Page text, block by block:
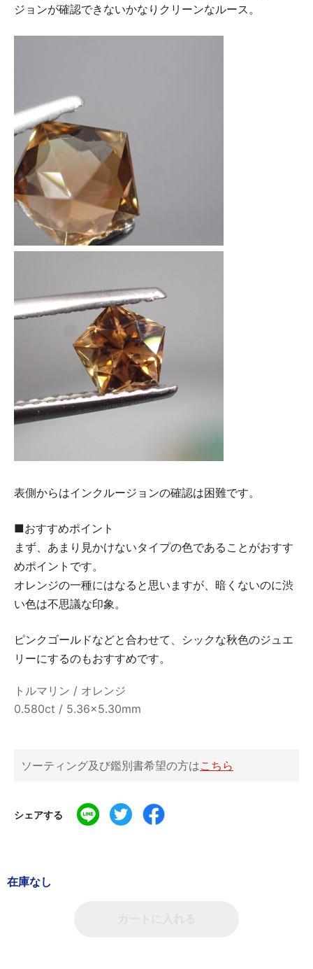
ジョンが確認できないかなりクリーンなルース。
表側からはインクルージョンの確認は困難です。
■おすすめポイント
まず、あまり見かけないタイプの色であることがおすす
めポイントです。
オレンジの一種にはなると思いますが、暗くないのに渋
い色は不思議な印象。
ピンクゴールドなどと合わせて、シックな秋色のジュエ
リーにするのもおすすめです。
トルマリン / オレンジ
0.580ct / 5.36×5.30mm
ソーティング及び鑑別書希望の方はこちら
シェアする
在庫なし